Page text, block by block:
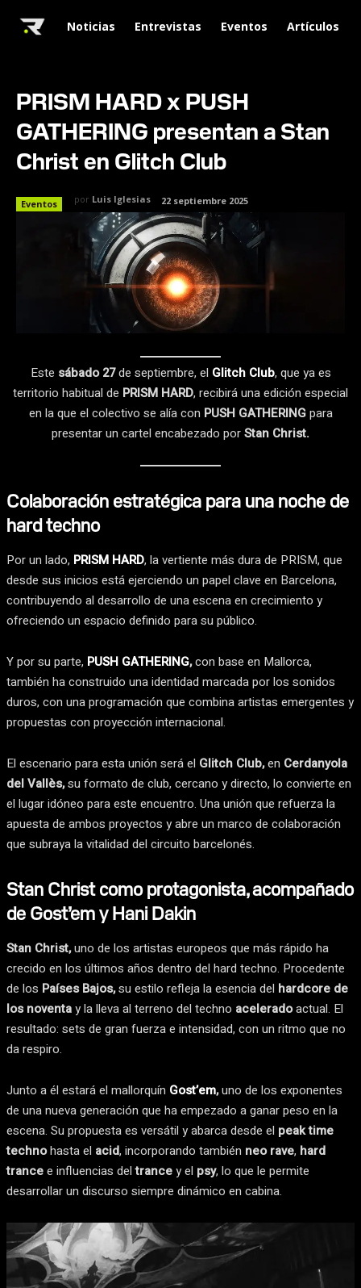
Noticias Entrevistas Eventos Artículos
PRISM HARD x PUSH
GATHERING presentan a Stan
Christ en Glitch Club
Eventos por Luis Iglesias 22 septiembre 2025
Este sábado 27de septiembre, el Glitch Club, que ya es
territorio habitual de PRISM HARD, recibirá una edición especial
en la que el colectivo se alía con PUSH GATHERINGpara
presentar un cartel encabezado porStan Christ.
Colaboración estratégica para una noche de
hard techno
Por un lado, PRISM HARD, la vertiente más dura de PRISM, que
desde sus inicios está ejerciendo un papel clave en Barcelona,
contribuyendo al desarrollo de una escena en crecimiento y
ofreciendo un espacio definido para su público.
Y por su parte, PUSH GATHERING,con base en Mallorca,
también ha construido una identidad marcada por los sonidos
duros, con una programación que combina artistas emergentes y
propuestas con proyección internacional.
El escenario para esta unión será el Glitch Club,en Cerdanyola
del Vallès,su formato de club, cercano y directo, lo convierte en
el lugar idóneo para este encuentro. Una unión que refuerza la
apuesta de ambos proyectos y abre un marco de colaboración
que subraya la vitalidad del circuito barcelonés.
Stan Christ como protagonista, acompañado
de Gost’em y Hani Dakin
Stan Christ,uno de los artistas europeos que más rápido ha
crecido en los últimos años dentro del hard techno. Procedente
de los Países Bajos,su estilo refleja la esencia del hardcore de
los noventay la lleva al terreno del techno aceleradoactual. El
resultado: sets de gran fuerza e intensidad, con un ritmo que no
da respiro.
Junto a él estará el mallorquín Gost’em,uno de los exponentes
de una nueva generación que ha empezado a ganar peso en la
escena. Su propuesta es versátil y abarca desde el peak time
technohasta el acid, incorporando también neo rave, hard
trancee influencias deltrancey el psy, lo que le permite
desarrollar un discurso siempre dinámico en cabina.